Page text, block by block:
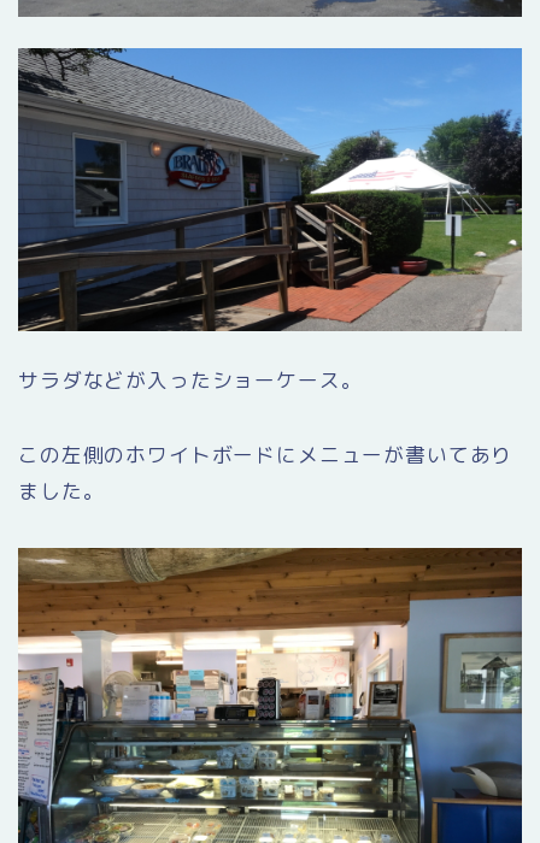
サラダなどが入ったショーケース。
この左側のホワイトボードにメニューが書いてあり
ました。